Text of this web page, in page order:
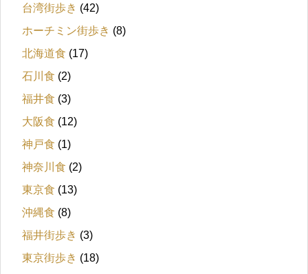
台湾街歩き (42)
ホーチミン街歩き (8)
北海道食 (17)
石川食 (2)
福井食 (3)
大阪食 (12)
神戸食 (1)
神奈川食 (2)
東京食 (13)
沖縄食 (8)
福井街歩き (3)
東京街歩き (18)